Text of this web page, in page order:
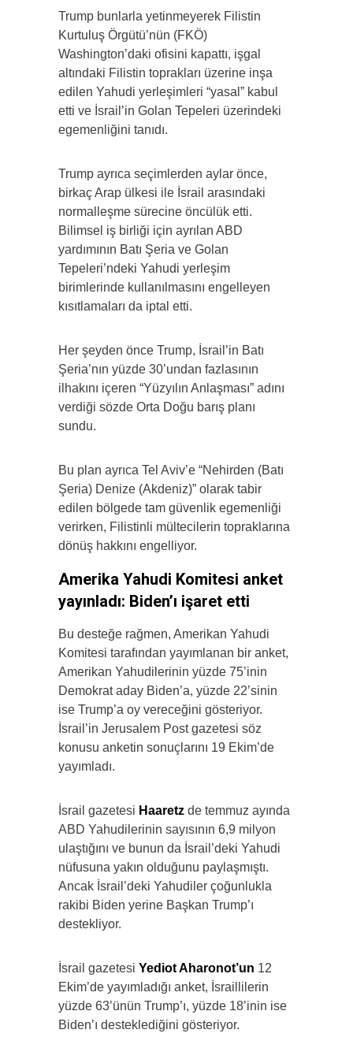
Trump bunlarla yetinmeyerek Filistin
Kurtuluş Örgütü’nün (FKÖ)
Washington’daki ofisini kapattı, işgal
altındaki Filistin toprakları üzerine inşa
edilen Yahudi yerleşimleri “yasal” kabul
etti ve İsrail’in Golan Tepeleri üzerindeki
egemenliğini tanıdı.
Trump ayrıca seçimlerden aylar önce,
birkaç Arap ülkesi ile İsrail arasındaki
normalleşme sürecine öncülük etti.
Bilimsel iş birliği için ayrılan ABD
yardımının Batı Şeria ve Golan
Tepeleri’ndeki Yahudi yerleşim
birimlerinde kullanılmasını engelleyen
kısıtlamaları da iptal etti.
Her şeyden önce Trump, İsrail’in Batı
Şeria’nın yüzde 30’undan fazlasının
ilhakını içeren “Yüzyılın Anlaşması” adını
verdiği sözde Orta Doğu barış planı
sundu.
Bu plan ayrıca Tel Aviv’e “Nehirden (Batı
Şeria) Denize (Akdeniz)” olarak tabir
edilen bölgede tam güvenlik egemenliği
verirken, Filistinli mültecilerin topraklarına
dönüş hakkını engelliyor.
Amerika Yahudi Komitesi anket
yayınladı: Biden’ı işaret etti
Bu desteğe rağmen, Amerikan Yahudi
Komitesi tarafından yayımlanan bir anket,
Amerikan Yahudilerinin yüzde 75’inin
Demokrat aday Biden’a, yüzde 22’sinin
ise Trump’a oy vereceğini gösteriyor.
İsrail’in Jerusalem Post gazetesi söz
konusu anketin sonuçlarını 19 Ekim’de
yayımladı.
İsrail gazetesi Haaretz de temmuz ayında
ABD Yahudilerinin sayısının 6,9 milyon
ulaştığını ve bunun da İsrail’deki Yahudi
nüfusuna yakın olduğunu paylaşmıştı.
Ancak İsrail’deki Yahudiler çoğunlukla
rakibi Biden yerine Başkan Trump’ı
destekliyor.
İsrail gazetesi Yediot Aharonot’un 12
Ekim’de yayımladığı anket, İsraillilerin
yüzde 63’ünün Trump’ı, yüzde 18’inin ise
Biden’ı desteklediğini gösteriyor.